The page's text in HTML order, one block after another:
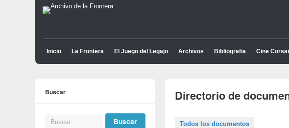
Inicio La Frontera El Juego del Legajo Archivos Bibliografia Cine
Directorio de
Todos los documentos
Buscar